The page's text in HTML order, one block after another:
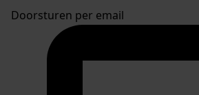
Doorsturen per email